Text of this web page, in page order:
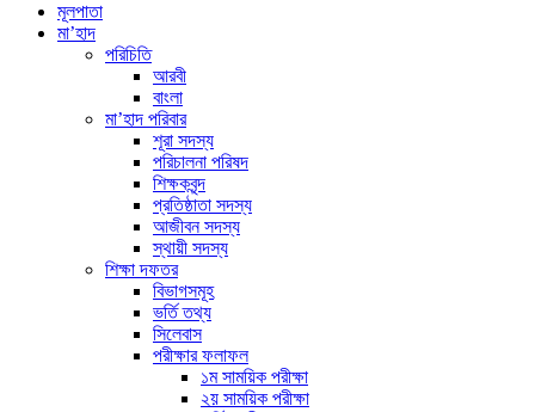
মূলপাতা
মা’হাদ
পরিচিতি
আরবী
বাংলা
মা’হাদ পরিবার
শূরা সদস্য
পরিচালনা পরিষদ
শিক্ষকবৃন্দ
প্রতিষ্ঠাতা সদস্য
আজীবন সদস্য
স্থায়ী সদস্য
শিক্ষা দফতর
বিভাগসমূহ
ভর্তি তথ্য
সিলেবাস
পরীক্ষার ফলাফল
১ম সাময়িক পরীক্ষা
২য় সাময়িক পরীক্ষা